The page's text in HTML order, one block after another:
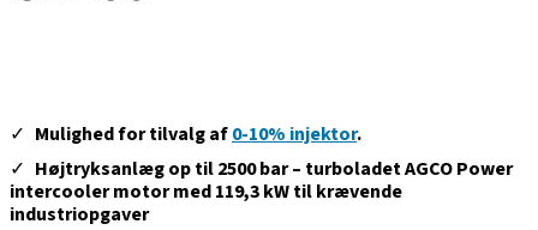
Mulighed for tilvalg af0-10% injektor.
Højtryksanlæg op til 2500 bar – turboladet AGCO Power
intercooler motor med 119,3 kW til krævende
industriopgaver